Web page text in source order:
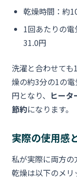
乾燥時間：約
1回あたりの
31.0円
洗濯と合わせて
燥の約3分の1の
円となり、 ヒータ
節約になります。
実際の使用感
私が実際に両方
乾燥は以下のメリ